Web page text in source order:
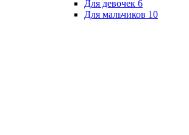
Для девочек 6
Для мальчиков 10